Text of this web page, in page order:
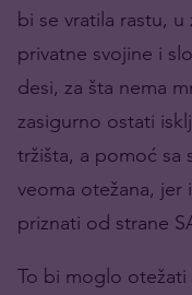
bi se vratila rastu,
privatne svojine i
desi, za šta nema
zasigurno ostati
tržišta, a pomoć sa
veoma otežana,
priznati od strane
To bi moglo otežati